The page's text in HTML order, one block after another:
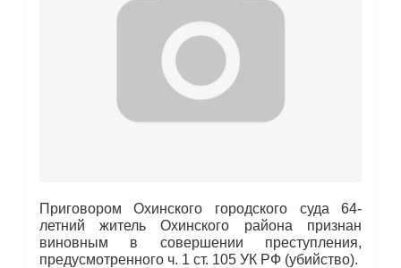
Приговором Охинского городского суда 64-
летний житель Охинского района признан
виновным в совершении преступления,
предусмотренного ч. 1 ст. 105 УК РФ (убийство).